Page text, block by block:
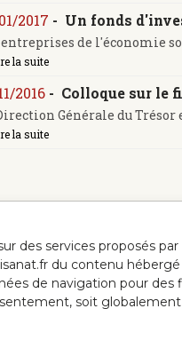
2017 - Un fonds
entreprises de l'économie
la suite
2016- Colloque sur le
Générale du
la suite
des services proposés
du contenu
de navigation pour
soit